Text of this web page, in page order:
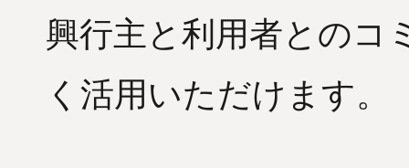
興行主と利用者とのコ
く活用いただけます。